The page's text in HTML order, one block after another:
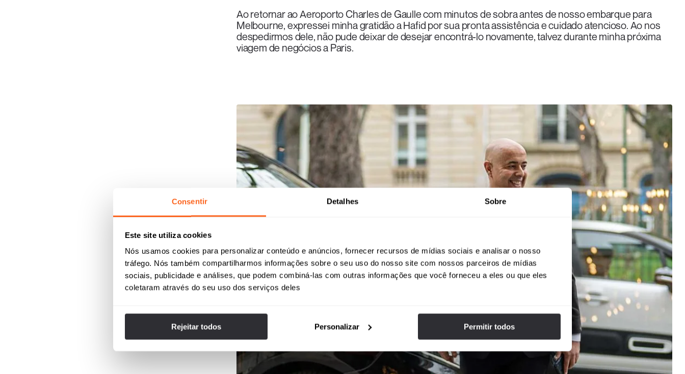
Consentir Detalhes Sobre
Este site utiliza cookies
Nós usamos cookies para personalizar conteúdo e anúncios, fornecer recursos de mídias sociais e analisar o nosso
tráfego. Nós também compartilharmos informações sobre o seu uso do nosso site com nossos parceiros de mídias
sociais, publicidade e análises, que podem combiná-las com outras informações que você forneceu a eles ou que eles
coletaram através do seu uso dos serviços deles
Rejeitar todos Personalizar Permitir todos
Ao retornar ao Aeroporto Charles de Gaulle com minutos de sobra antes de nosso embarque para
Melbourne, expressei minha gratidão a Hafid por sua pronta assistência e cuidado atencioso. Ao nos
despedirmos dele, não pude deixar de desejar encontrá-lo novamente, talvez durante minha próxima
viagem de negócios a Paris.